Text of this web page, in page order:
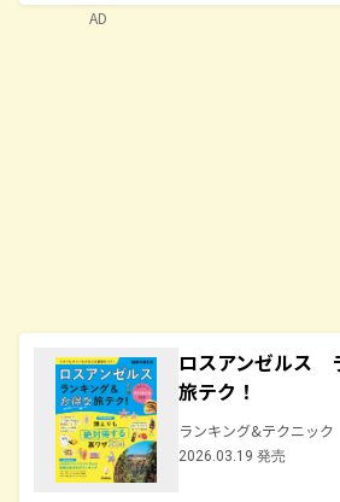
ロスアンゼルス
旅テク！
ランキング&テクニック
2026.03.19 発売
AD